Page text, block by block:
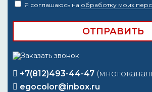
Я соглашаюсь на обработку моих
+7(812)493-44-47
egocolor@inbox.ru